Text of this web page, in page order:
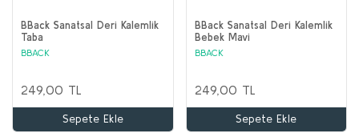
BBack Sanatsal Deri Kalemlik
Taba
BBACK
249,00 TL
Sepete Ekle
BBack Sanatsal Deri Kalemlik
Bebek Mavi
BBACK
249,00 TL
Sepete Ekle